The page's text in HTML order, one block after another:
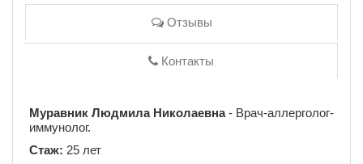
Отзывы
Контакты
Муравник Людмила Николаевна- Врач-аллерголог-
иммунолог.
Стаж: 25 лет